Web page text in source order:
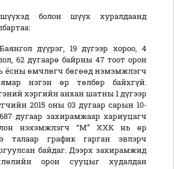
болон шүүх хуралдаанд
дүүрэг, 19 дүгээр хороо, 4
62 дугаарө байрны 47 тоот орон
ёсны өмчлөгч бөгөөд нэмэмжлэгч
нэгэн өр төлбөр байхгүй.
хэргийн анхан шатны 1 дүгээр
2015 оны 03 дугаар сарын 10-
дугаар захирамжаар хариуцагч
нэхэмжлэгч “М” ХХК нь өр
талаар график гарган эвлэрч
байдаг. Дээрх захирамжид
орон сууцыг худалдан